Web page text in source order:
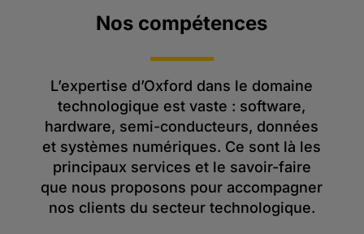
Nos compétences
L’expertise d’Oxford dans le domaine
technologique est vaste : software,
hardware, semi-conducteurs, données
et systèmes numériques. Ce sont là les
principaux services et le savoir-faire
que nous proposons pour accompagner
nos clients du secteur technologique.